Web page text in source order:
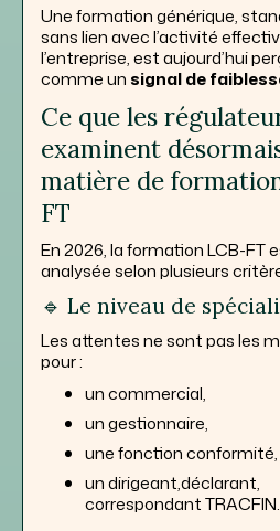
Une formation générique,
sans lien avec l’activité
l’entreprise, est aujourd’hui
comme un signal de
Ce que les
examinent
matière de
FT
En 2026, la formation LCB-FT
analysée selon plusieurs
🔹 Le niveau de
Les attentes ne sont pas les
pour :
un commercial,
un gestionnaire,
une fonction conformité,
un dirigeant,déclarant,
correspondant